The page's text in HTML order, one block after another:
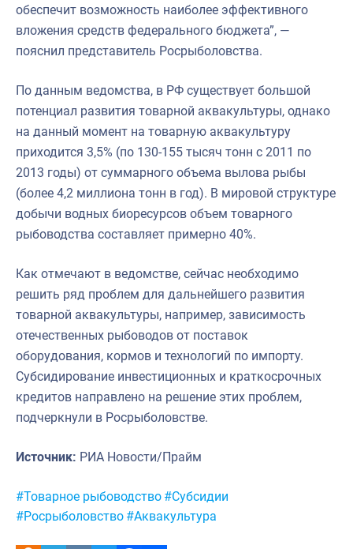
обеспечит возможность наиболее эффективного
вложения средств федерального бюджета”, —
пояснил представитель Росрыболовства.
По данным ведомства, в РФ существует большой
потенциал развития товарной аквакультуры, однако
на данный момент на товарную аквакультуру
приходится 3,5% (по 130-155 тысяч тонн с 2011 по
2013 годы) от суммарного объема вылова рыбы
(более 4,2 миллиона тонн в год). В мировой структуре
добычи водных биоресурсов объем товарного
рыбоводства составляет примерно 40%.
Как отмечают в ведомстве, сейчас необходимо
решить ряд проблем для дальнейшего развития
товарной аквакультуры, например, зависимость
отечественных рыбоводов от поставок
оборудования, кормов и технологий по импорту.
Субсидирование инвестиционных и краткосрочных
кредитов направлено на решение этих проблем,
подчеркнули в Росрыболовстве.
Источник: РИА Новости/Прайм
Метки:
#Товарное рыбоводство #Субсидии
#Росрыболовство #Аквакультура